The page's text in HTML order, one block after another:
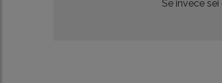
Se invece